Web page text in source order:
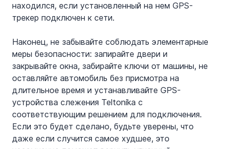
находился, если установленный на нем GPS-
трекер подключен к сети.
Наконец, не забывайте соблюдать элементарные
меры безопасности: запирайте двери и
закрывайте окна, забирайте ключи от машины, не
оставляйте автомобиль без присмотра на
длительное время и устанавливайте GPS-
устройства слежения Teltonika с
соответствующим решением для подключения.
Если это будет сделано, будьте уверены, что
даже если случится самое худшее, это